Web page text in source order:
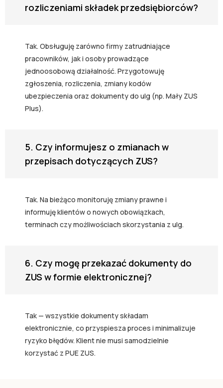
rozliczeniami składek przedsiębiorców?
Tak. Obsługuję zarówno firmy zatrudniające
pracowników, jak i osoby prowadzące
jednoosobową działalność. Przygotowuję
zgłoszenia, rozliczenia, zmiany kodów
ubezpieczenia oraz dokumenty do ulg (np. Mały ZUS
Plus).
5. Czy informujesz o zmianach w
przepisach dotyczących ZUS?
Tak. Na bieżąco monitoruję zmiany prawne i
informuję klientów o nowych obowiązkach,
terminach czy możliwościach skorzystania z ulg.
6. Czy mogę przekazać dokumenty do
ZUS w formie elektronicznej?
Tak — wszystkie dokumenty składam
elektronicznie, co przyspiesza proces i minimalizuje
ryzyko błędów. Klient nie musi samodzielnie
korzystać z PUE ZUS.